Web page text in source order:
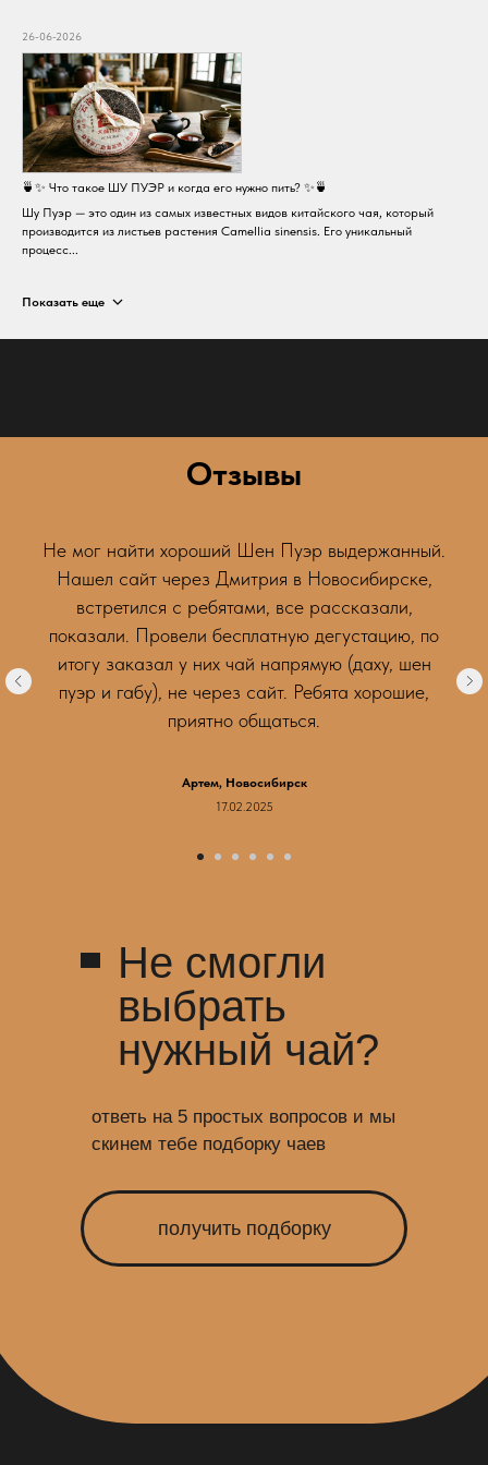
26-06-2026
🍵✨ Что такое ШУ ПУЭР и когда его нужно пить? ✨🍵
Шу Пуэр — это один из самых известных видов китайского чая, который
производится из листьев растения Camellia sinensis. Его уникальный
процесс...
Показать еще
Отзывы
Не мог найти хороший Шен Пуэр выдержанный.
Нашел сайт через Дмитрия в Новосибирске,
встретился с ребятами, все рассказали,
показали. Провели бесплатную дегустацию, по
итогу заказал у них чай напрямую (даху, шен
пуэр и габу), не через сайт. Ребята хорошие,
приятно общаться.
Артем, Новосибирск
17.02.2025
Не смогли
выбрать
нужный чай?
получить подборку
ответь на 5 простых вопросов и мы
скинем тебе подборку чаев